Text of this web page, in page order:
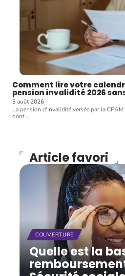
Comment lire votre
pension invalidité 2026
3 août 2026
La pension d'invalidité versée par la
dont…
Article favori
COUVERTURE
Quelle est la